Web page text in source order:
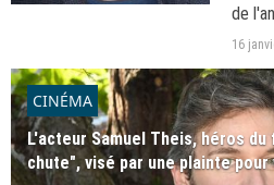
de
22
16
CINÉMA
L'acteur Samuel Theis, héros
chute", visé par une plainte pour